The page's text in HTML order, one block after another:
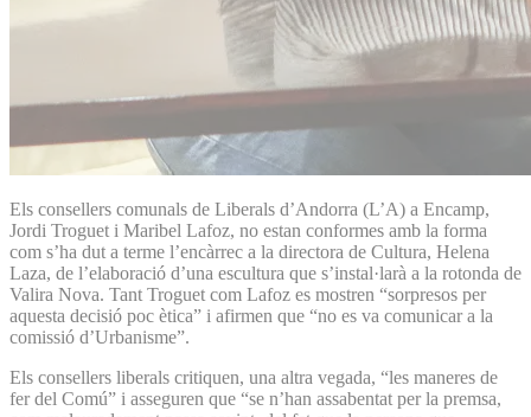
Els consellers comunals de Liberals d’Andorra (L’A) a Encamp,
Jordi Troguet i Maribel Lafoz, no estan conformes amb la forma
com s’ha dut a terme l’encàrrec a la directora de Cultura, Helena
Laza, de l’elaboració d’una escultura que s’instal·larà a la rotonda de
Valira Nova. Tant Troguet com Lafoz es mostren “sorpresos per
aquesta decisió poc ètica” i afirmen que “no es va comunicar a la
comissió d’Urbanisme”.
Els consellers liberals critiquen, una altra vegada, “les maneres de
fer del Comú” i asseguren que “se n’han assabentat per la premsa,